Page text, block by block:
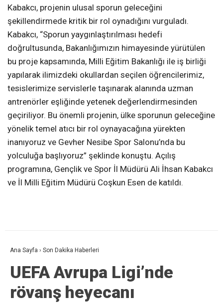
Kabakcı, projenin ulusal sporun geleceğini
şekillendirmede kritik bir rol oynadığını vurguladı.
Kabakcı, “Sporun yaygınlaştırılması hedefi
doğrultusunda, Bakanlığımızın himayesinde yürütülen
bu proje kapsamında, Milli Eğitim Bakanlığı ile iş birliği
yapılarak ilimizdeki okullardan seçilen öğrencilerimiz,
tesislerimize servislerle taşınarak alanında uzman
antrenörler eşliğinde yetenek değerlendirmesinden
geçiriliyor. Bu önemli projenin, ülke sporunun geleceğine
yönelik temel atıcı bir rol oynayacağına yürekten
inanıyoruz ve Gevher Nesibe Spor Salonu’nda bu
yolculuğa başlıyoruz” şeklinde konuştu. Açılış
programına, Gençlik ve Spor İl Müdürü Ali İhsan Kabakcı
ve İl Milli Eğitim Müdürü Coşkun Esen de katıldı.
Ana Sayfa › Son Dakika Haberleri
UEFA Avrupa Ligi’nde
rövanş heyecanı